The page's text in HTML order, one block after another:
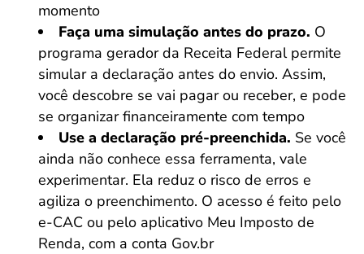
momento
Faça uma simulação antes do prazo. O
programa gerador da Receita Federal permite
simular a declaração antes do envio. Assim,
você descobre se vai pagar ou receber, e pode
se organizar financeiramente com tempo
Use a declaração pré-preenchida. Se você
ainda não conhece essa ferramenta, vale
experimentar. Ela reduz o risco de erros e
agiliza o preenchimento. O acesso é feito pelo
e-CAC ou pelo aplicativo Meu Imposto de
Renda, com a conta Gov.br